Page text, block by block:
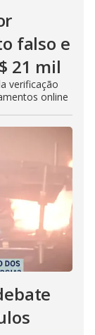
falso e
21 mil
verificação
online